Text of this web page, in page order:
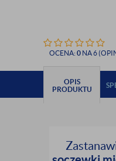
OCENA: 0 NA 6
OPIS
PRODUKTU